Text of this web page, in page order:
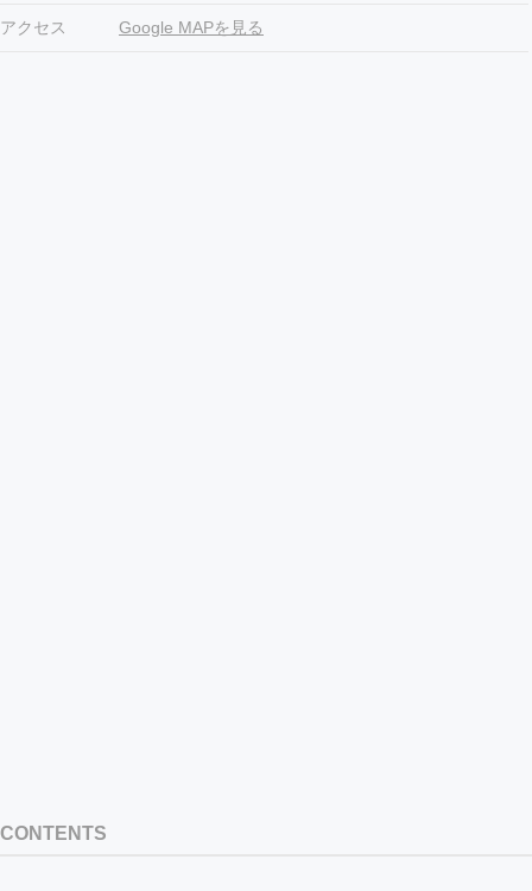
アクセス Google MAPを見る
CONTENTS